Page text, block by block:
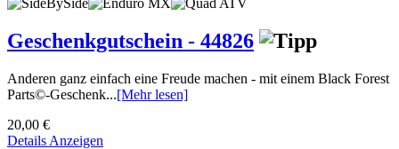
Geschenkgutschein - 44826
Anderen ganz einfach eine Freude machen - mit einem Black Forest
Parts©-Geschenk...[Mehr lesen]
20,00 €
Details Anzeigen